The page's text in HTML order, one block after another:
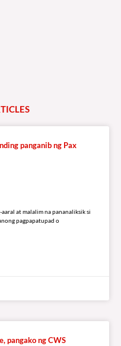
TICLES
panganib ng Pax
at malalim na pananaliksik si
pagpapatupad o
pangako ng CWS